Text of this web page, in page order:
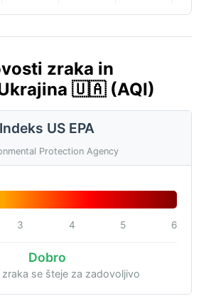
zraka in
🇺🇦 (AQI)
Indeks US EPA
Protection Agency
3 4 5 6
Dobro
se šteje za zadovoljivo